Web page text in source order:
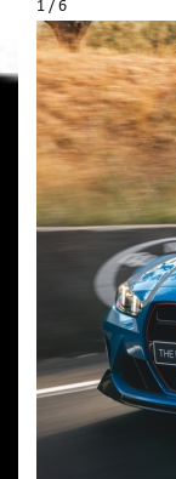
1 / 6